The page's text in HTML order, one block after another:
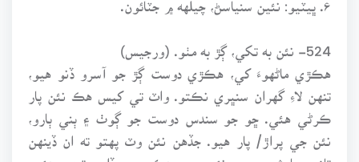
524- نئن به تکي، ڳڙ به مٺو. (ورجيس)
هڪڙي ماڻهوءَ کي، هڪڙي دوست ڳڙ جو آسرو ڏنو هيو،
تنهن لاءِ گهران سنڀري نڪتو. واٽ تي کيس هڪ نئن پار
ڪرڻي هئي. ڇو جو سندس دوست جو ڳوٺ ۽ ٻني ٻارو،
نئن جي پراڙ/ پار هيو. جڏهن نئن وٽ پهتو ته ان ڏينهن
تازين بارشن سبب، نئن جي وهڪري ۾ ڏاڍي تيزي هئي.